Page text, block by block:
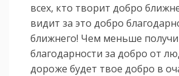
всех, кто творит добро
видит за это добро
ближнего! Чем меньше
благодарности за добро от
дороже будет твое добро в